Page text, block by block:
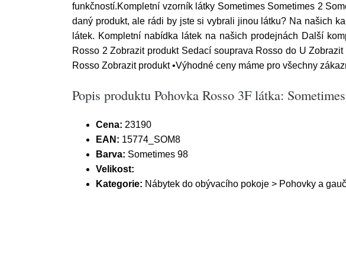
funkčností.Kompletní vzorník látky Sometimes Sometimes 2
daný produkt, ale rádi by jste si vybrali jinou látku? Na našich
látek. Kompletní nabídka látek na našich prodejnách Další
Rosso 2 Zobrazit produkt Sedací souprava Rosso do U
Rosso Zobrazit produkt •Výhodné ceny máme pro všechny
Popis produktu Pohovka Rosso 3F látka:
Cena: 23190
EAN: 15774_SOM8
Barva: Sometimes 98
Velikost:
Kategorie: Nábytek do obývacího pokoje > Pohovky a